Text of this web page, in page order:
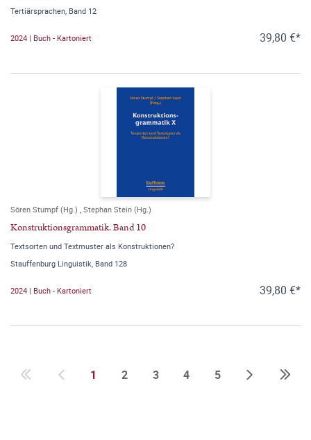
Tertiärsprachen, Band 12
2024 | Buch - Kartoniert 39,80 €*
Sören Stumpf (Hg.) , Stephan Stein (Hg.)
Konstruktionsgrammatik. Band 10
Textsorten und Textmuster als Konstruktionen?
Stauffenburg Linguistik, Band 128
2024 | Buch - Kartoniert 39,80 €*
1 2 3 4 5